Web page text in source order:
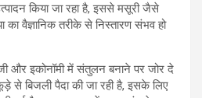
किया जा रहा है, इससे मसूरी जैसे
वैज्ञानिक तरीके से निस्तारण संभव हो
और इकोनॉमी में संतुलन बनाने पर जोर दे
से बिजली पैदा की जा रही है, इसके लिए